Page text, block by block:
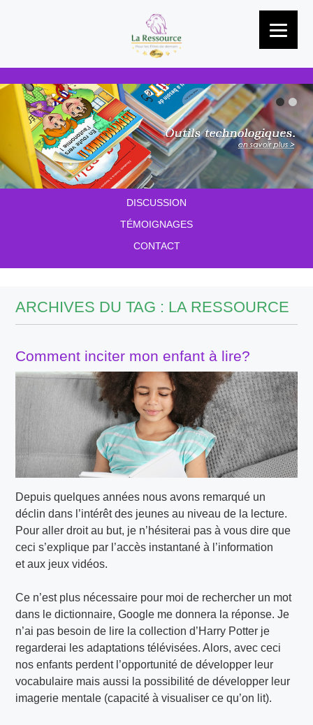
Passer au contenu
À PROPOS
NOS SERVICES
LES OUTILS
GLOSSAIRE
DISCUSSION
TÉMOIGNAGES
CONTACT
ARCHIVES DU TAG : LA RESSOURCE
Comment inciter mon enfant à lire?
Depuis quelques années nous avons remarqué un
déclin dans l’intérêt des jeunes au niveau de la lecture.
Pour aller droit au but, je n’hésiterai pas à vous dire que
ceci s’explique par l’accès instantané à l’information
et aux jeux vidéos.
Ce n’est plus nécessaire pour moi de rechercher un mot
dans le dictionnaire, Google me donnera la réponse. Je
n’ai pas besoin de lire la collection d’Harry Potter je
regarderai les adaptations télévisées. Alors, avec ceci
nos enfants perdent l’opportunité de développer leur
vocabulaire mais aussi la possibilité de développer leur
imagerie mentale (capacité à visualiser ce qu’on lit).